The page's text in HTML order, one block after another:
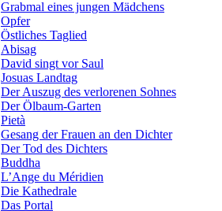
Grabmal eines jungen Mädchens
Opfer
Östliches Taglied
Abisag
David singt vor Saul
Josuas Landtag
Der Auszug des verlorenen Sohnes
Der Ölbaum-Garten
Pietà
Gesang der Frauen an den Dichter
Der Tod des Dichters
Buddha
L’Ange du Méridien
Die Kathedrale
Das Portal